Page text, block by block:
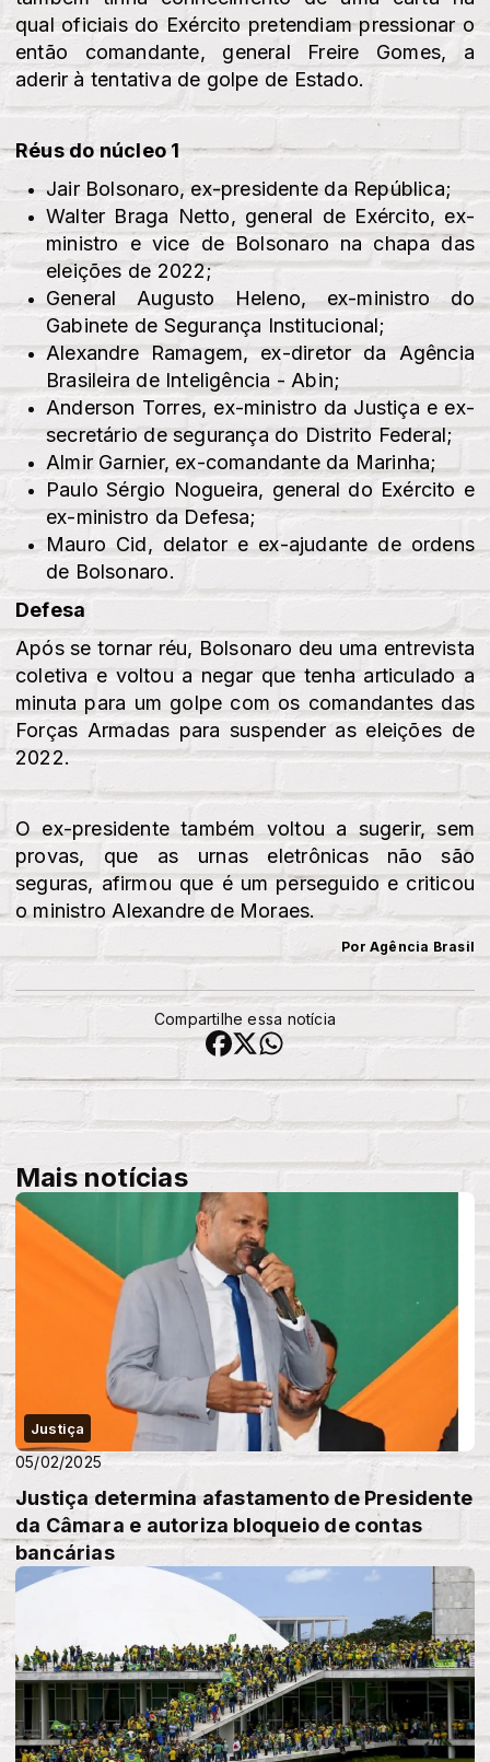
qual oficiais do Exército pretendiam pressionar o
então comandante, general Freire Gomes, a
aderir à tentativa de golpe de Estado.
Réus do núcleo 1
Jair Bolsonaro, ex-presidente da República;
Walter Braga Netto, general de Exército, ex-
ministro e vice de Bolsonaro na chapa das
eleições de 2022;
General Augusto Heleno, ex-ministro do
Gabinete de Segurança Institucional;
Alexandre Ramagem, ex-diretor da Agência
Brasileira de Inteligência - Abin;
Anderson Torres, ex-ministro da Justiça e ex-
secretário de segurança do Distrito Federal;
Almir Garnier, ex-comandante da Marinha;
Paulo Sérgio Nogueira, general do Exército e
ex-ministro da Defesa;
Mauro Cid, delator e ex-ajudante de ordens
de Bolsonaro.
Defesa
Após se tornar réu, Bolsonaro deu uma entrevista
coletiva e voltou a negar que tenha articulado a
minuta para um golpe com os comandantes das
Forças Armadas para suspender as eleições de
2022.
O ex-presidente também voltou a sugerir, sem
provas, que as urnas eletrônicas não são
seguras, afirmou que é um perseguido e criticou
o ministro Alexandre de Moraes.
Por Agência Brasil
Compartilhe essa notícia
Mais notícias
Justiça
05/02/2025
Justiça determina afastamento de Presidente
da Câmara e autoriza bloqueio de contas
bancárias